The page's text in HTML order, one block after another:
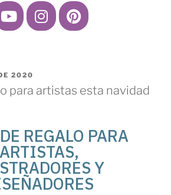
2020
para artistas esta navidad
REGALO PARA
ARTISTAS,
Y